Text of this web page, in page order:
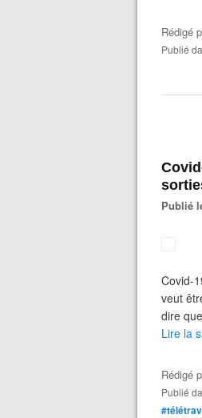
Rédigé
Publié
Publié
Covid-
veut
dire
Lire la
Rédigé
Publié